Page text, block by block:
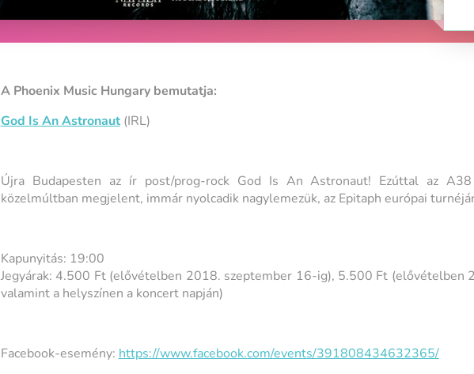
A Phoenix Music Hungary bemutatja:
God Is An Astronaut(IRL)
Újra Budapesten az ír post/prog-rock God Is An Astronaut! Ezúttal az
közelmúltban megjelent, immár nyolcadik nagylemezük, az Epitaph európai
Kapunyitás: 19:00
Jegyárak: 4.500 Ft (elővételben 2018. szeptember 16-ig), 5.500 Ft (elővételben
valamint a helyszínen a koncert napján)
Facebook-esemény: https://www.facebook.com/events/391808434632365/